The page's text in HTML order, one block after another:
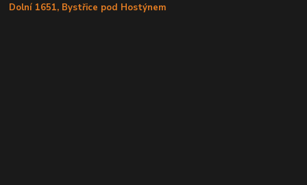
Dolní 1651, Bystřice pod Hostýnem